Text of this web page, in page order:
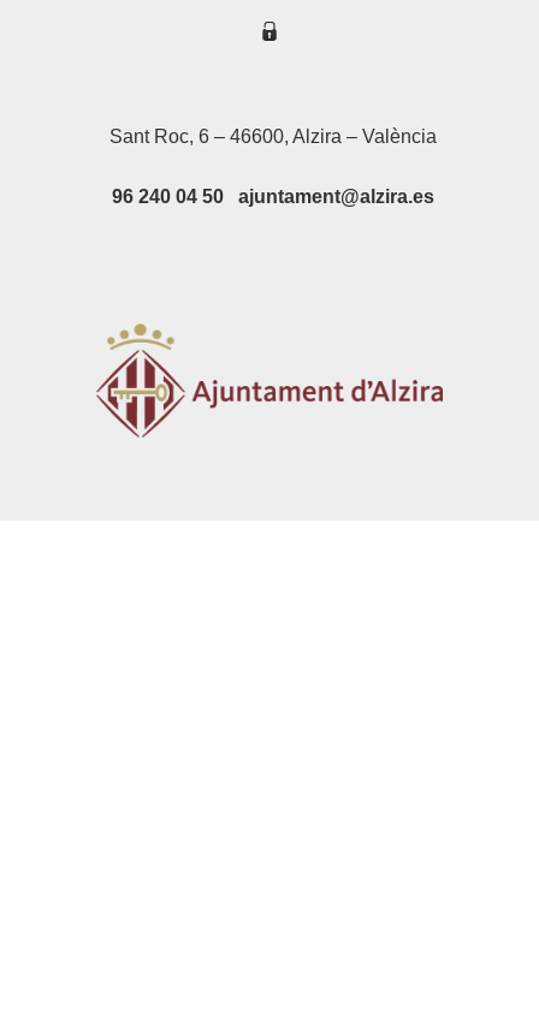
Sant Roc, 6 – 46600, Alzira – València
96 240 04 50 ajuntament@alzira.es